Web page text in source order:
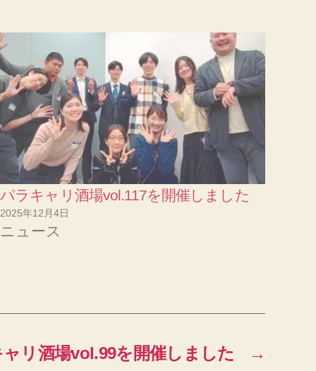
パラキャリ酒場vol.117を開催しました
2025年12月4日
ニュース
→
リ酒場vol.99を開催しました